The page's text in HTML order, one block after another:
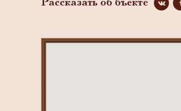
Рассказать об бъекте